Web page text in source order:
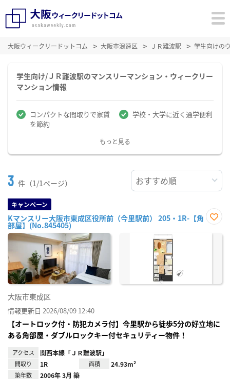
大阪ウィークリードットコム 大阪市浪速区 ＪＲ難波駅 学生向けの
学生向け/ＪＲ難波駅のマンスリーマンション・ウィークリー
マンション情報
コンパクトな間取りで家賃
を節約
学校・大学に近く通学便利
もっと見る
3 件（1/1ページ）
キャンペーン
Kマンスリー大阪市東成区役所前（今里駅前） 205・1R-【角
部屋】(No.845405)
に入
大阪市東成区
情報更新日 2026/08/09 12:40
【オートロック付・防犯カメラ付】今里駅から徒歩5分の好立地に
ある角部屋・ダブルロックキー付セキュリティー物件！
アクセス 関西本線「ＪＲ難波駅」
間取り 1R 面積 24.93m²
築年数 2006年 3月 築